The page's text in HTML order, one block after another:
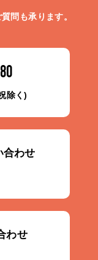
問も承ります。
除く)
合わせ
わせ